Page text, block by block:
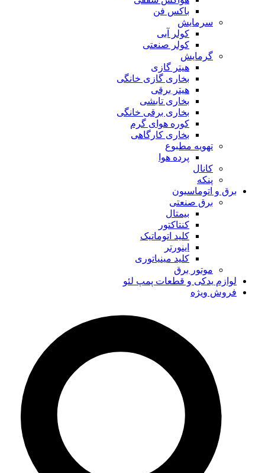
باکس فن
سرمایش
کولر آبی
کولر صنعتی
گرمایش
هیتر گازی
بخاری گازی خانگی
هیتر برقی
بخاری تابشی
بخاری برقی خانگی
کوره هوای گرم
بخاری کارگاهی
تهویه مطبوع
پرده هوا
کانال
پنکه
برق و اتوماسیون
برق صنعتی
بیمتال
کنتاکتور
کلید اتوماتیک
اینورتر
کلید مینیاتوری
موتور برق
لوازم یدکی و قطعات پمپ لئو
فروش ویژه